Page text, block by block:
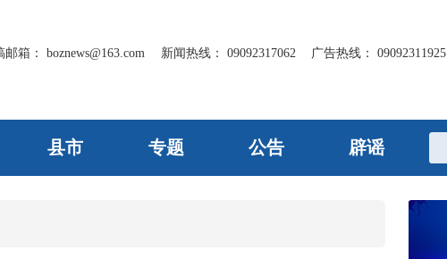
邮箱：boznews@163.com 新闻热线： 09092317062 广告热线：09092311925
县市 专题 公告 辟谣